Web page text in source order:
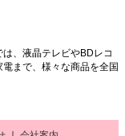
、液晶テレビやBDレコ
まで、様々な商品を全国